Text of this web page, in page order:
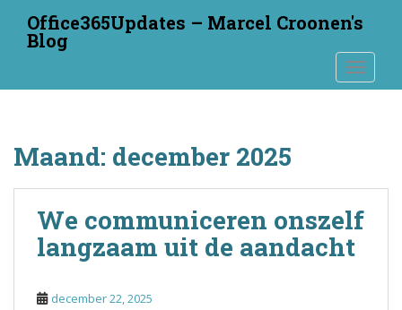
t
Office365Updates – Marcel Croonen's
Blog
Maand: december 2025
We communiceren onszelf
langzaam uit de aandacht
december 22, 2025